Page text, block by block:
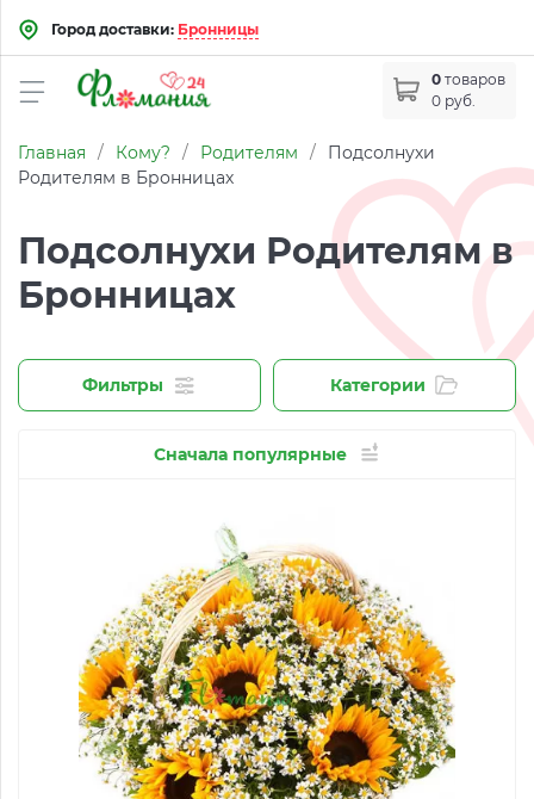
Город доставки: Бронницы
0 товаров
0 руб.
Главная / Кому? / Родителям /
Подсолнухи
Родителям в Бронницах
Подсолнухи Родителям в
Бронницах
Фильтры Категории
Сначала популярные